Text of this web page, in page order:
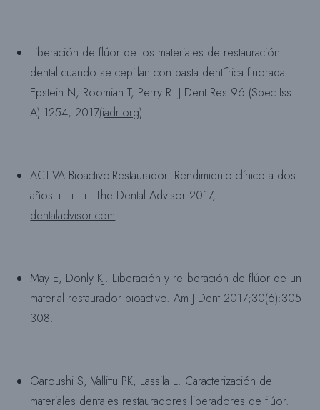
Liberación de flúor de los materiales de restauración
dental cuando se cepillan con pasta dentífrica fluorada.
Epstein N, Roomian T, Perry R. J Dent Res 96 (Spec Iss
A) 1254, 2017(iadr.org).
ACTIVA Bioactivo-Restaurador. Rendimiento clínico a dos
años +++++. The Dental Advisor 2017,
dentaladvisor.com.
May E, Donly KJ. Liberación y reliberación de flúor de un
material restaurador bioactivo. Am J Dent 2017;30(6):305-
308.
Garoushi S, Vallittu PK, Lassila L. Caracterización de
materiales dentales restauradores liberadores de flúor.